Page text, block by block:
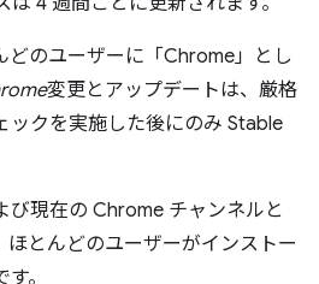
どのユーザーに「Chrome」とし
変更とアップデートは、厳格
ックを実施した後にのみ Stable
び現在の Chrome チャンネルと
ほとんどのユーザーがインストー
。